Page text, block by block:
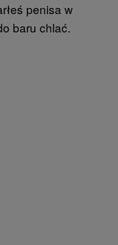
penisa w
baru chlać.